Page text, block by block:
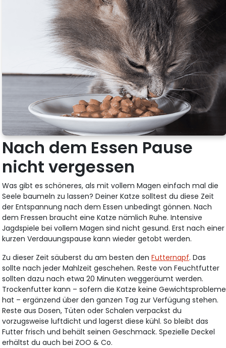
Nach dem Essen Pause
nicht vergessen
Was gibt es schöneres, als mit vollem Magen einfach mal die
Seele baumeln zu lassen? Deiner Katze solltest du diese Zeit
der Entspannung nach dem Essen unbedingt gönnen. Nach
dem Fressen braucht eine Katze nämlich Ruhe. Intensive
Jagdspiele bei vollem Magen sind nicht gesund. Erst nach einer
kurzen Verdauungspause kann wieder getobt werden.
Zu dieser Zeit säuberst du am besten denFutternapf. Das
sollte nach jeder Mahlzeit geschehen. Reste von Feuchtfutter
sollten dazu nach etwa 20 Minuten weggeräumt werden.
Trockenfutter kann – sofern die Katze keine Gewichtsprobleme
hat – ergänzend über den ganzen Tag zur Verfügung stehen.
Reste aus Dosen, Tüten oder Schalen verpackst du
vorzugsweise luftdicht und lagerst diese kühl. So bleibt das
Futter frisch und behält seinen Geschmack. Spezielle Deckel
erhältst du auch bei ZOO & Co.